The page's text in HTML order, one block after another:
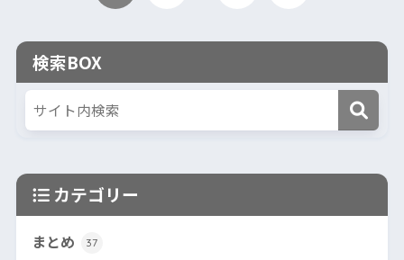
検索BOX
カテゴリー
まとめ 37